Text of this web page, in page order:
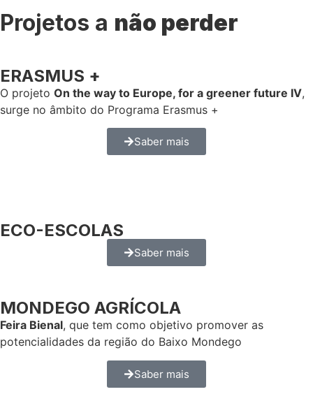
Projetos a não perder
ERASMUS +
O projeto On the way to Europe, for a greener future IV,
surge no âmbito do Programa Erasmus +
Saber mais
ECO-ESCOLAS
Saber mais
MONDEGO AGRÍCOLA
Feira Bienal, que tem como objetivo promover as
potencialidades da região do Baixo Mondego
Saber mais